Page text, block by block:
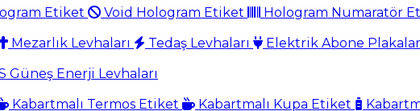
Etiket Void Hologram Etiket
Hologram Numaratör
Mezarlık Levhaları Tedaş Levhaları Elektrik Abone
Güneş Enerji Levhaları
Kabartmalı Termos Etiket Kabartmalı Kupa Etiket